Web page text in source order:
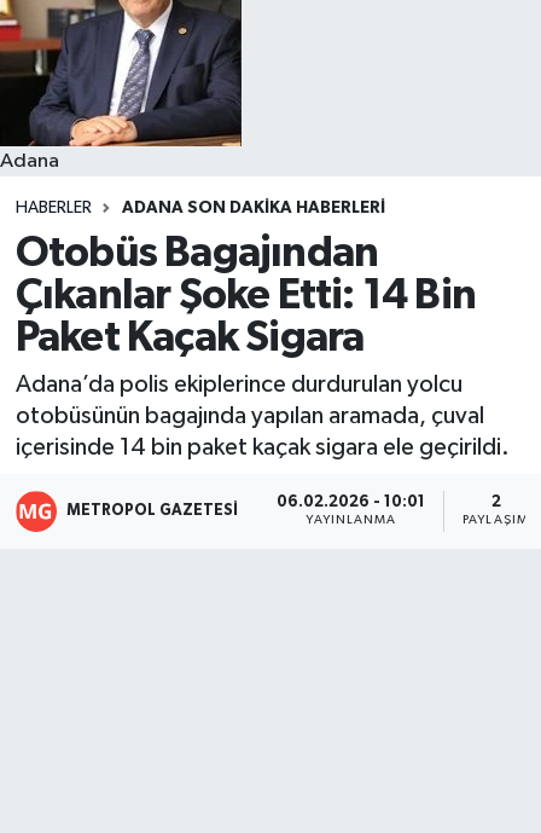
Adana
HABERLER ADANA SON DAKIKA HABERLERI
Otobüs Bagajından
Çıkanlar Şoke Etti: 14 Bin
Paket Kaçak Sigara
Adana’da polis ekiplerince durdurulan yolcu
otobüsünün bagajında yapılan aramada, çuval
içerisinde 14 bin paket kaçak sigara ele geçirildi.
METROPOL GAZETESI 06.02.2026 - 10:01
YAYINLANMA
2
PAYLAŞIM
Resmi İlanlar